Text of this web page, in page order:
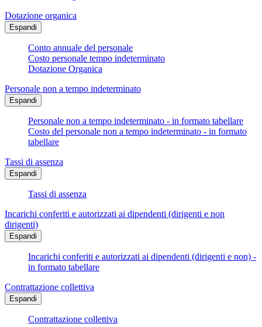
Dotazione organica
Espandi
Conto annuale del personale
Costo personale tempo indeterminato
Dotazione Organica
Personale non a tempo indeterminato
Espandi
Personale non a tempo indeterminato - in formato tabellare
Costo del personale non a tempo indeterminato - in formato
tabellare
Tassi di assenza
Espandi
Tassi di assenza
Incarichi conferiti e autorizzati ai dipendenti (dirigenti e non
dirigenti)
Espandi
Incarichi conferiti e autorizzati ai dipendenti (dirigenti e non) -
in formato tabellare
Contrattazione collettiva
Espandi
Contrattazione collettiva